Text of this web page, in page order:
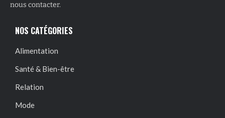
nous contacter.
NOS CATÉGORIES
Alimentation
Santé & Bien-être
Relation
Mode